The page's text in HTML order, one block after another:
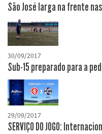
São José larga na frente
30/09/2017
Sub-15 preparado para a
29/09/2017
SERVIÇO DO JOGO: